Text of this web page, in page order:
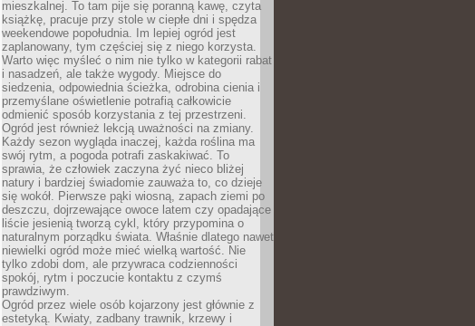
mieszkalnej. To tam pije się poranną kawę, czyta
książkę, pracuje przy stole w ciepłe dni i spędza
weekendowe popołudnia. Im lepiej ogród jest
zaplanowany, tym częściej się z niego korzysta.
Warto więc myśleć o nim nie tylko w kategorii rabat
i nasadzeń, ale także wygody. Miejsce do
siedzenia, odpowiednia ścieżka, odrobina cienia i
przemyślane oświetlenie potrafią całkowicie
odmienić sposób korzystania z tej przestrzeni.
Ogród jest również lekcją uważności na zmiany.
Każdy sezon wygląda inaczej, każda roślina ma
swój rytm, a pogoda potrafi zaskakiwać. To
sprawia, że człowiek zaczyna żyć nieco bliżej
natury i bardziej świadomie zauważa to, co dzieje
się wokół. Pierwsze pąki wiosną, zapach ziemi po
deszczu, dojrzewające owoce latem czy opadające
liście jesienią tworzą cykl, który przypomina o
naturalnym porządku świata. Właśnie dlatego nawet
niewielki ogród może mieć wielką wartość. Nie
tylko zdobi dom, ale przywraca codzienności
spokój, rytm i poczucie kontaktu z czymś
prawdziwym.
Ogród przez wiele osób kojarzony jest głównie z
estetyką. Kwiaty, zadbany trawnik, krzewy i